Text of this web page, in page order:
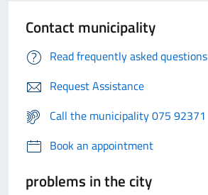
Contact municipality
Read frequently asked questions
Request Assistance
Call the municipality 075 92371
Book an appointment
problems in the city